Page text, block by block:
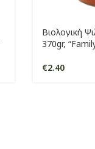
Βιολογική
370gr,
€2.40